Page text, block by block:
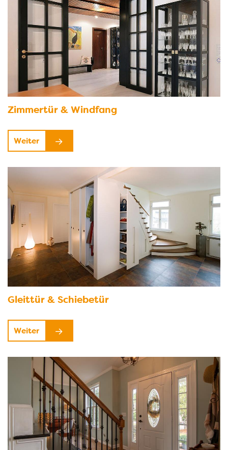
Zimmertür & Windfang
Weiter
Gleittür & Schiebetür
Weiter